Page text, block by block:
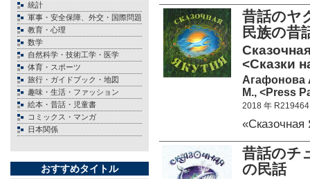
統計
軍事・安全保障、外交・国際問題
教育・心理
数学
自然科学・技術工学・医学
体育・スポーツ
旅行・ガイドブック・地図
趣味・生活・ファッション
絵本・昔話・児童書
コミックス・マンガ
日本関係
おすすめタイトル
昔話の
民族の昔
<Сказки
Агафонова
М., <Press
2018 年 R219464
昔話の
の民話